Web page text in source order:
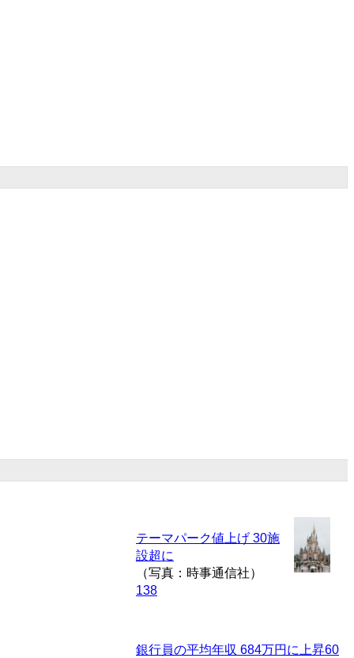
テーマパーク値上げ 30施
設超に
（写真：時事通信社）
138
銀行員の平均年収 684万円に上昇60